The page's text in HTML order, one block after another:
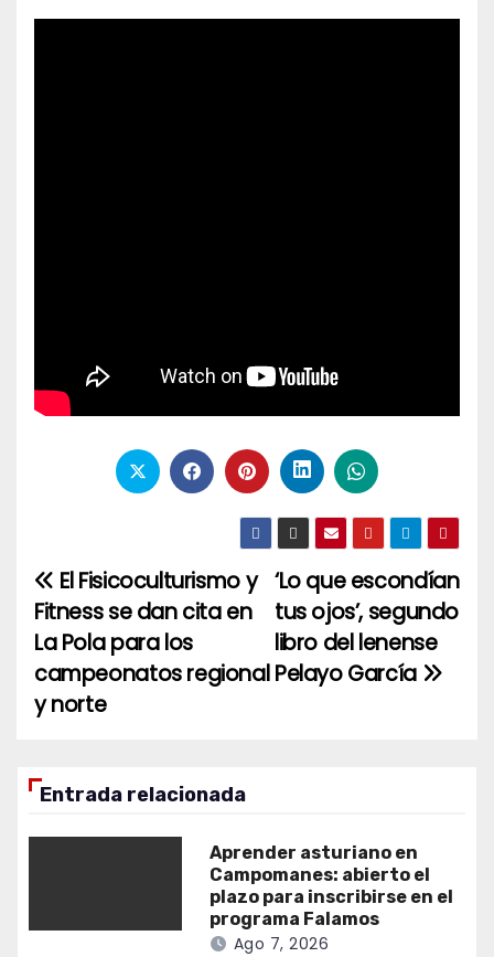
Navegación
de
entradas
‘Lo que escondían
tus ojos’, segundo
libro del lenense
Pelayo García
El Fisicoculturismo y
Fitness se dan cita en
La Pola para los
campeonatos regional
y norte
Entrada relacionada
Aprender asturiano en
Campomanes: abierto el
plazo para inscribirse en el
programa Falamos
Ago 7, 2026